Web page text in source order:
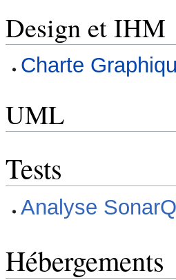
Design et IHM
Charte
UML
Tests
Analyse
Hébergements